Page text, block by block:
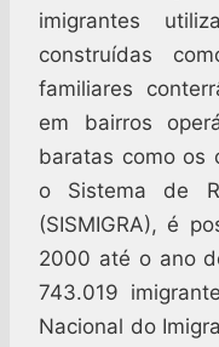
imigrantes
construídas
familiares
em bairros
baratas como os
o Sistema de
(SISMIGRA), é
2000 até o ano
743.019
Nacional do